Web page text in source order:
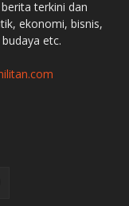
terkini dan
ekonomi, bisnis,
etc.